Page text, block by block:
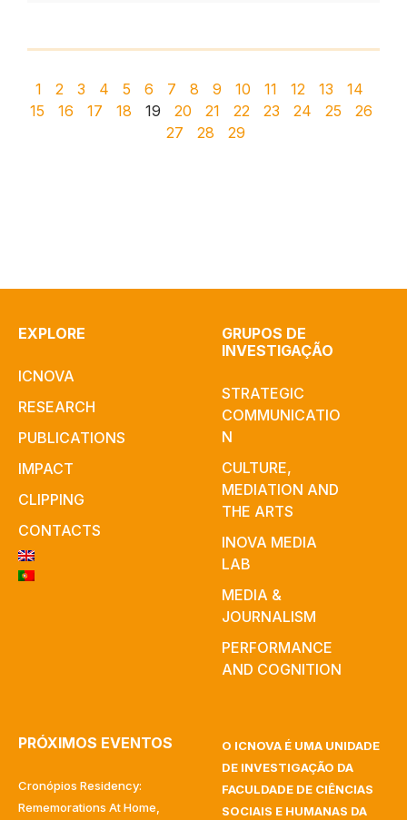
1 2 3 4 5 6 7 8 9 10 11 12 13
14
15
16 17 18 19 20 21 22 23 24 25
26
27
28 29
EXPLORE
ICNOVA
RESEARCH
PUBLICATIONS
IMPACT
CLIPPING
CONTACTS
GRUPOS DE
INVESTIGAÇÃO
STRATEGIC
COMMUNICATIO
N
CULTURE,
MEDIATION AND
THE ARTS
INOVA MEDIA
LAB
MEDIA &
JOURNALISM
PERFORMANCE
AND COGNITION
PRÓXIMOS EVENTOS
Cronópios Residency:
Rememorations At Home,
O ICNOVA É UMA UNIDADE
DE INVESTIGAÇÃO DA
FACULDADE DE CIÊNCIAS
SOCIAIS E HUMANAS DA